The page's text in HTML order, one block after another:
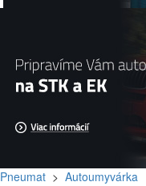
Pneumat > Autoumyvárka